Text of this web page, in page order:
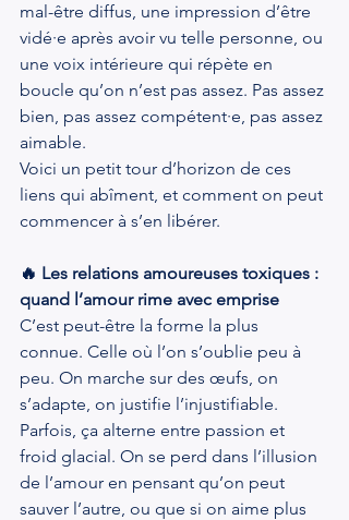
mal-être diffus, une impression d’être
vidé·e après avoir vu telle personne, ou
une voix intérieure qui répète en
boucle qu’on n’est pas assez. Pas assez
bien, pas assez compétent·e, pas assez
aimable.
Voici un petit tour d’horizon de ces
liens qui abîment, et comment on peut
commencer à s’en libérer.
🔥 Les relations amoureuses toxiques :
quand l’amour rime avec emprise
C’est peut-être la forme la plus
connue. Celle où l’on s’oublie peu à
peu. On marche sur des œufs, on
s’adapte, on justifie l’injustifiable.
Parfois, ça alterne entre passion et
froid glacial. On se perd dans l’illusion
de l’amour en pensant qu’on peut
sauver l’autre, ou que si on aime plus